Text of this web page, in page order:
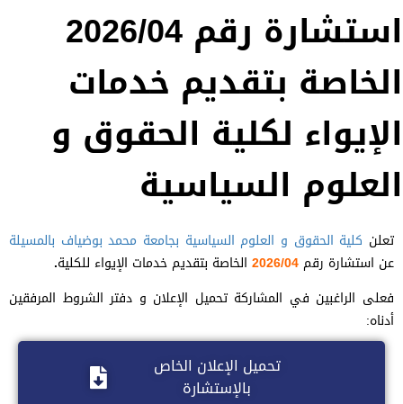
استشارة رقم 2026/04
الخاصة بتقديم خدمات
الإيواء لكلية الحقوق و
العلوم السياسية
تعلن كلية الحقوق و العلوم السياسية بجامعة محمد بوضياف بالمسيلة
عن استشارة رقم2026/04 الخاصة بتقديم خدمات الإيواء للكلية.
فعلى الراغبين في المشاركة تحميل الإعلان و دفتر الشروط المرفقين
أدناه:
تحميل الإعلان الخاص
بالإستشارة